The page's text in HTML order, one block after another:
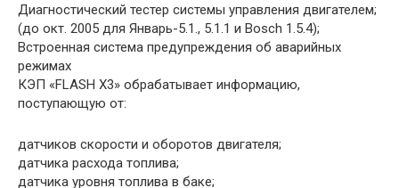
Диагностический тестер системы управления двигателем;
(до окт. 2005 для Январь-5.1., 5.1.1 и Bosch 1.5.4);
Встроенная система предупреждения об аварийных
режимах
КЭП «FLASH X3» обрабатывает информацию,
поступающую от:
датчиков скорости и оборотов двигателя;
датчика расхода топлива;
датчика уровня топлива в баке;